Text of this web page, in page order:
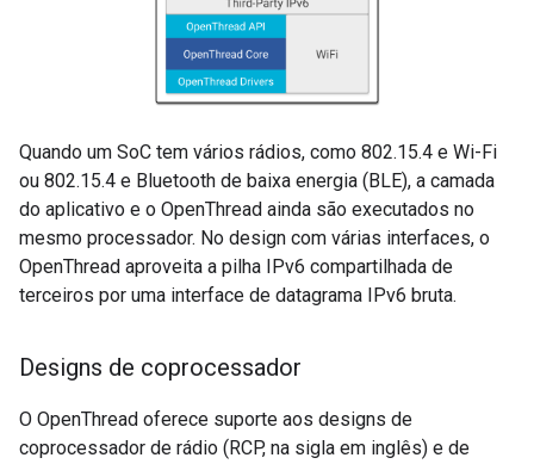
Quando um SoC tem vários rádios, como 802.15.4 e Wi-Fi
ou 802.15.4 e Bluetooth de baixa energia (BLE), a camada
do aplicativo e o OpenThread ainda são executados no
mesmo processador. No design com várias interfaces, o
OpenThread aproveita a pilha IPv6 compartilhada de
terceiros por uma interface de datagrama IPv6 bruta.
Designs de coprocessador
O OpenThread oferece suporte aos designs de
coprocessador de rádio (RCP, na sigla em inglês) e de